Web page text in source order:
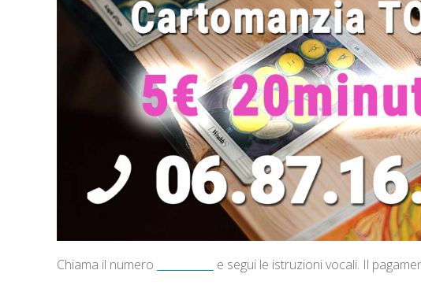
Chiama il numero e segui le istruzioni vocali. Il